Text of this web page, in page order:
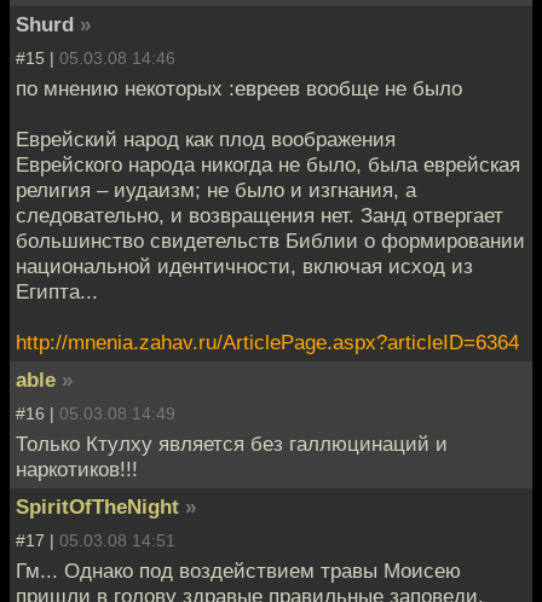
Shurd »
#15 | 05.03.08 14:46
по мнению некоторых :еврeев вообще не было
Еврейский народ как плод воображения
Еврейского народа никогда не было, была еврейская
религия – иудаизм; не было и изгнания, а
следовательно, и возвращения нет. Занд отвергает
большинство свидетельств Библии о формировании
национальной идентичности, включая исход из
Египта...
http://mnenia.zahav.ru/ArticlePage.aspx?articleID=6364
able »
#16 | 05.03.08 14:49
Только Ктулху является без галлюцинаций и
наркотиков!!!
SpiritOfTheNight »
#17 | 05.03.08 14:51
Гм... Однако под воздействием травы Моисею
пришли в голову здравые правильные заповеди.